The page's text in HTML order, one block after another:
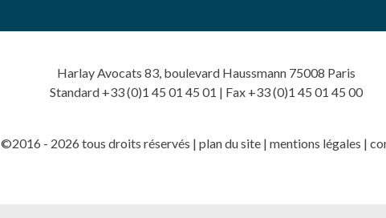
Harlay Avocats 83, boulevard Haussmann 75008 Paris
Standard +33 (0)1 45 01 45 01 | Fax +33 (0)1 45 01 45 00
©2016 - 2026 tous droits réservés | plan du site| mentions légales |